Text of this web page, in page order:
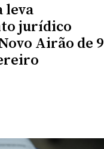
leva
jurídico
Airão de 9